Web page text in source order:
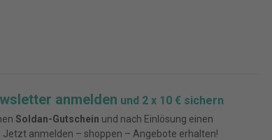
anmelden und 2 x 10 € sichern
Soldan-Gutschein und nach Einlösung einen
. Jetzt anmelden – shoppen – Angebote erhalten!